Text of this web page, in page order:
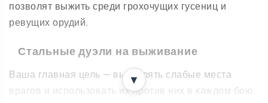
позволят выжить среди грохочущих гусениц и
ревущих орудий.
Стальные дуэли на выживание
Ваша главная цель — вычислять слабые места
врагов и использовать их против них в каждом бою.
▼